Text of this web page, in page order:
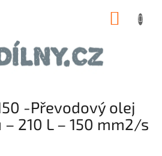
-Převodový olej
210 L – 150 mm2/s